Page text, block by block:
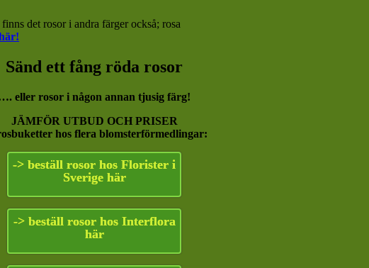
det rosor i andra färger också; rosa
Sänd ett fång röda rosor
eller rosor i någon annan tjusig färg!
JÄMFÖR UTBUD OCH PRISER
hos flera blomsterförmedlingar:
-> beställ rosor hos Florister i
Sverige här
-> beställ rosor hos Interflora
här